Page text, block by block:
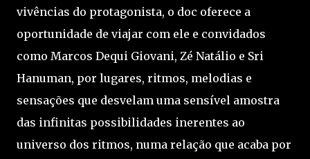
vivências do protagonista, o doc oferece a
oportunidade de viajar com ele e convidados
como Marcos Dequi Giovani, Zé Natálio e Sri
Hanuman, por lugares, ritmos, melodias e
sensações que desvelam uma sensível amostra
das infinitas possibilidades inerentes ao
universo dos ritmos, numa relação que acaba por